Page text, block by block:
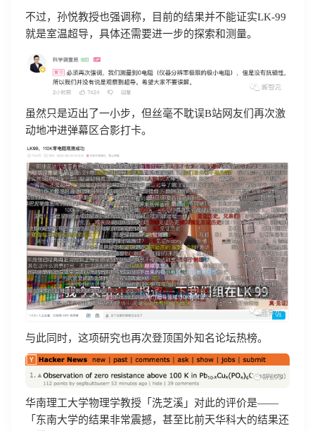
不过，孙悦教授也强调称，目前的结果并不能证实LK-99
就是室温超导，具体还需要进一步的探索和测量。
虽然只是迈出了一小步，但丝毫不耽误B站网友们再次激
动地冲进弹幕区合影打卡。
与此同时，这项研究也再次登顶国外知名论坛热榜。
华南理工大学物理学教授「洗芝溪」对此的评价是——
「东南大学的结果非常震撼，甚至比前天华科大的结果还